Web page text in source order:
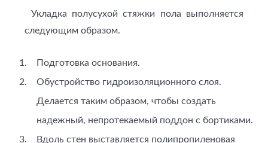
Укладка полусухой стяжки пола выполняется
следующим образом.
Подготовка основания.
Обустройство гидроизоляционного слоя.
Делается таким образом, чтобы создать
надежный, непротекаемый поддон с бортиками.
Вдоль стен выставляется полипропиленовая